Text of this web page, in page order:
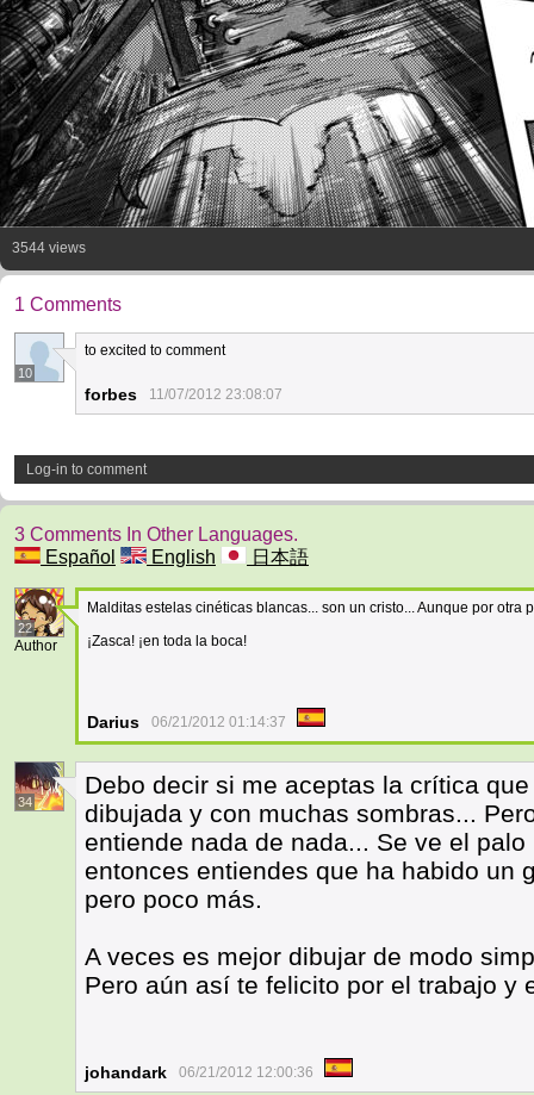
3544 views
1 Comments
10
to excited to comment
forbes 11/07/2012 23:08:07
Log-in to comment
3 Comments In Other Languages.
Español
English 日本語
22
Author
Malditas estelas cinéticas blancas... son un cristo... Aunque por
¡Zasca! ¡en toda la boca!
Darius 06/21/2012 01:14:37
34
Debo decir si me aceptas la crítica
dibujada y con muchas sombras...
entiende nada de nada... Se ve el
entonces entiendes que ha habido un
pero poco más.
A veces es mejor dibujar de modo
Pero aún así te felicito por el trabajo y
johandark 06/21/2012 12:00:36